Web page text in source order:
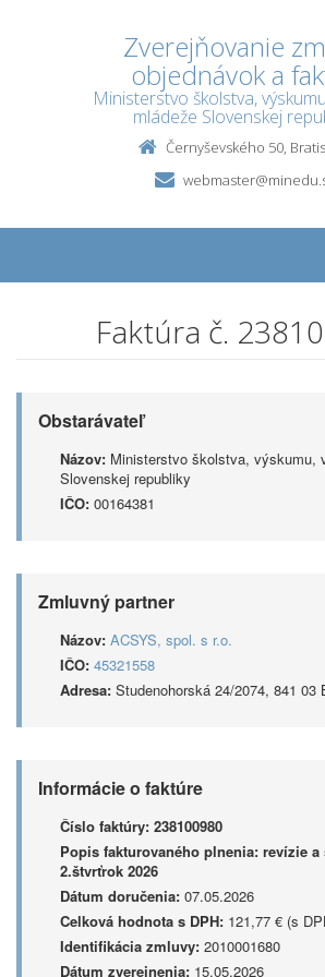
Zverejňovanie
objednávok a
Ministerstvo školstva,
mládeže Slovenskej
Černyševského 50,
Faktúra č.
Obstarávateľ
Názov: Ministerstvo školstva, výskumu,
Slovenskej republiky
IČO: 00164381
Zmluvný partner
Názov: ACSYS, spol. s r.o.
IČO: 45321558
Adresa: Studenohorská 24/2074, 841 03
Informácie o faktúre
Číslo faktúry: 238100980
Popis fakturovaného plnenia: revízie a
2.štvrťrok 2026
Dátum doručenia: 07.05.2026
Celková hodnota s DPH: 121,77 € (s
Identifikácia zmluvy: 2010001680
Dátum zverejnenia: 15.05.2026